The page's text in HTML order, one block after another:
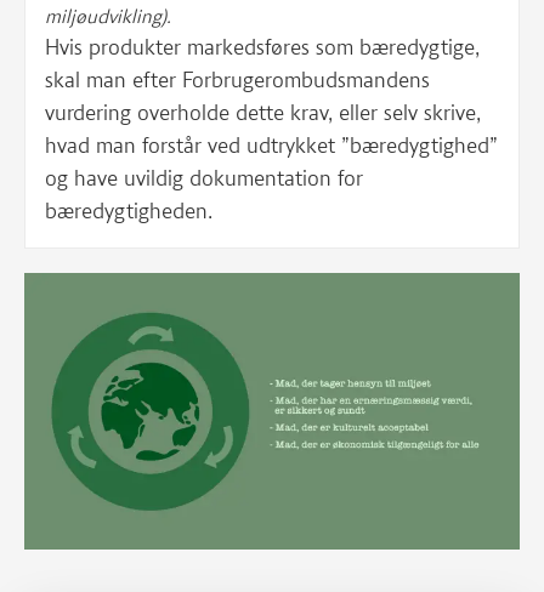
miljøudvikling).
Hvis produkter markedsføres som bæredygtige,
skal man efter Forbrugerombudsmandens
vurdering overholde dette krav, eller selv skrive,
hvad man forstår ved udtrykket ”bæredygtighed”
og have uvildig dokumentation for
bæredygtigheden.